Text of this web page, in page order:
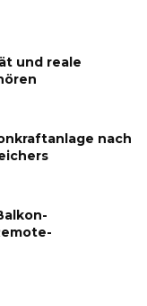
und reale
nach